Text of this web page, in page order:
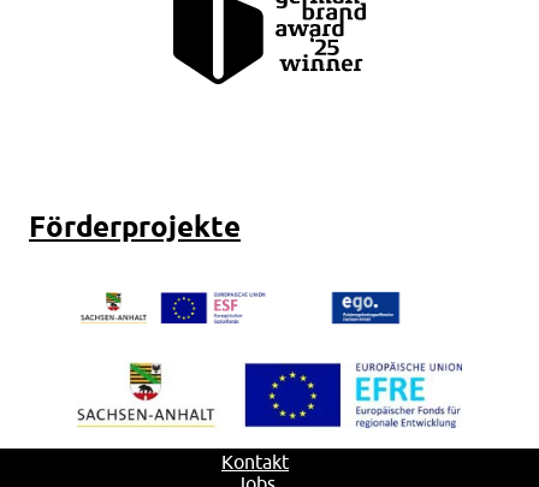
Förderprojekte
Kontakt